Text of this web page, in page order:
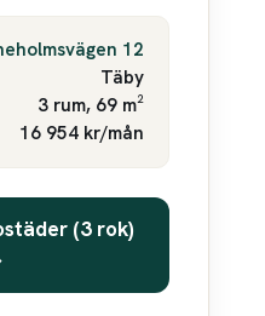
12
Täby
3 rum, 69 m²
16 954 kr/mån
(3 rok)